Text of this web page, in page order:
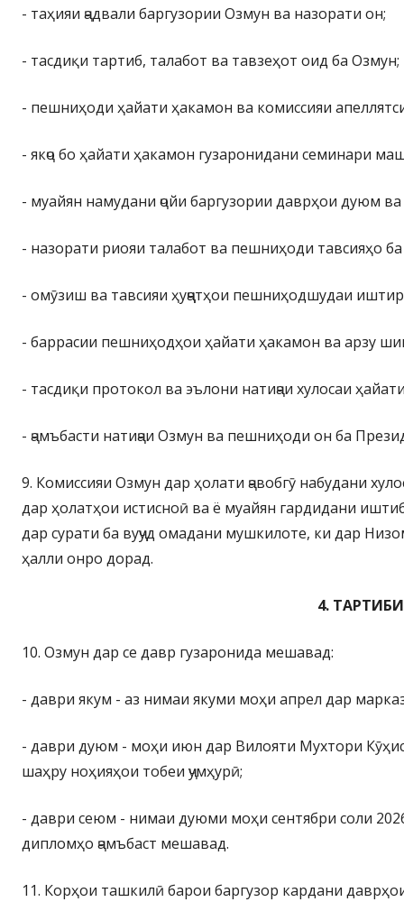
- таҳияи ҷадвали баргузории Озмун ва назорати он;
- тасдиқи тартиб, талабот ва тавзеҳот оид ба Озмун;
- пешниҳоди ҳайати ҳакамон ва комиссияи
- якҷо бо ҳайати ҳакамон гузаронидани семинари
- муайян намудани ҷойи баргузории даврҳои дуюм
- назорати риояи талабот ва пешниҳоди тавсияҳо
- омӯзиш ва тавсияи ҳуҷҷатҳои пешниҳодшудаи
- баррасии пешниҳодҳои ҳайати ҳакамон ва арзу
- тасдиқи протокол ва эълони натиҷаи хулосаи
- ҷамъбасти натиҷаи Озмун ва пешниҳоди он ба
9. Комиссияи Озмун дар ҳолати ҷавобгӯ набудани
дар ҳолатҳои истисноӣ ва ё муайян гардидани
дар сурати ба вуҷуд омадани мушкилоте, ки дар
ҳалли онро дорад.
4.
10. Озмун дар се давр гузаронида мешавад:
- даври якум - аз нимаи якуми моҳи апрел дар
- даври дуюм - моҳи июн дар Вилояти Мухтори
шаҳру ноҳияҳои тобеи ҷумҳурӣ;
- даври сеюм - нимаи дуюми моҳи сентябри соли
дипломҳо ҷамъбаст мешавад.
11. Корҳои ташкилӣ барои баргузор кардани